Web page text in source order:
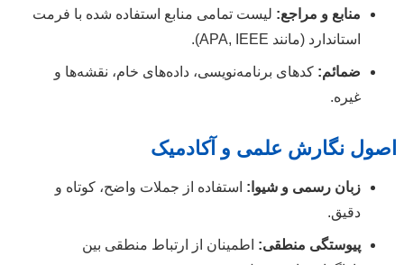
منابع و مراجع: لیست تمامی منابع استفاده شده با فرمت
استاندارد (مانند APA, IEEE).
ضمائم: کدهای برنامه‌نویسی، داده‌های خام، نقشه‌ها و
غیره.
اصول نگارش علمی و آکادمیک
زبان رسمی و شیوا: استفاده از جملات واضح، کوتاه و
دقیق.
پیوستگی منطقی: اطمینان از ارتباط منطقی بین